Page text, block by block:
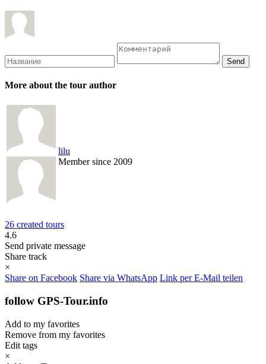
More about the tour author
lilu
Member since 2009
26 created tours
4.6
Send private message
Share track
×
Share on Facebook Share via WhatsApp Link per E-Mail teilen
follow GPS-Tour.info
Add to my favorites
Remove from my favorites
Edit tags
×